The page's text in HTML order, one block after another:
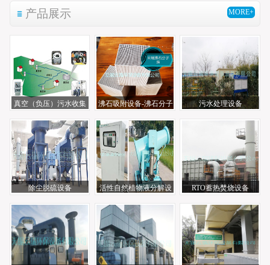
产品展示 MORE+
真空（负压）污水收集
沸石吸附设备-沸石分子
污水处理设备
除尘脱硫设备
活性自然植物液分解设
RTO蓄热焚烧设备